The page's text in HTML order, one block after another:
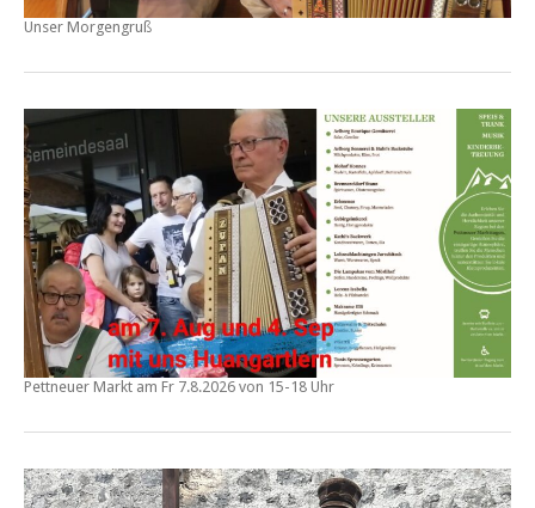
Unser Morgengruß
Pettneuer Markt am Fr 7.8.2026 von 15-18 Uhr